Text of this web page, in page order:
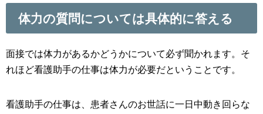
体力の質問については具体的に答える
面接では体力があるかどうかについて必ず聞かれます。そ
れほど看護助手の仕事は体力が必要だということです。
看護助手の仕事は、患者さんのお世話に一日中動き回らな